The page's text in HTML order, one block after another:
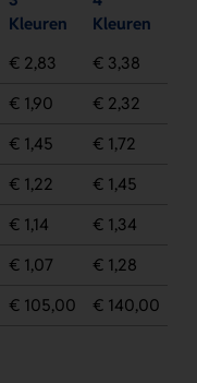
Kleuren
Kleuren
€ 2,83
€ 3,38
€ 1,90
€ 2,32
€ 1,45
€ 1,72
€ 1,22
€ 1,45
€ 1,14
€ 1,34
€ 1,07
€ 1,28
€ 105,00 € 140,00